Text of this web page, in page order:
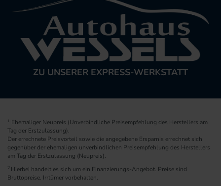
ZU UNSERER EXPRESS-WERKSTATT
1 Ehemaliger Neupreis (Unverbindliche Preisempfehlung des Herstellers am
Tag der Erstzulassung).
Der errechnete Preisvorteil sowie die angegebene Ersparnis errechnet sich
gegenüber der ehemaligen unverbindlichen Preisempfehlung des Herstellers
am Tag der Erstzulassung (Neupreis).
2 Hierbei handelt es sich um ein Finanzierungs-Angebot. Preise sind
Bruttopreise. Irrtümer vorbehalten.